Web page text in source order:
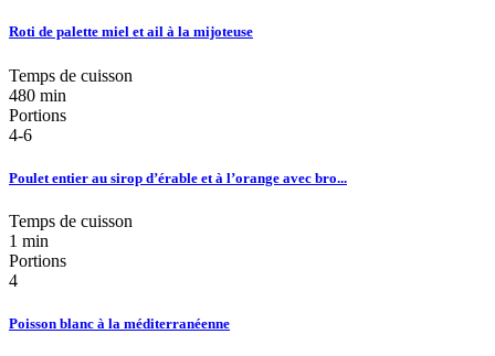
Roti de palette miel et ail à la mijoteuse
Temps de cuisson
480 min
Portions
4-6
Poulet entier au sirop d’érable et à l’orange avec bro...
Temps de cuisson
1 min
Portions
4
Poisson blanc à la méditerranéenne